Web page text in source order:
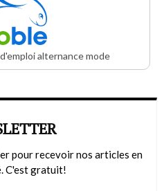
alternance mode
pour recevoir nos articles en
C'est gratuit!